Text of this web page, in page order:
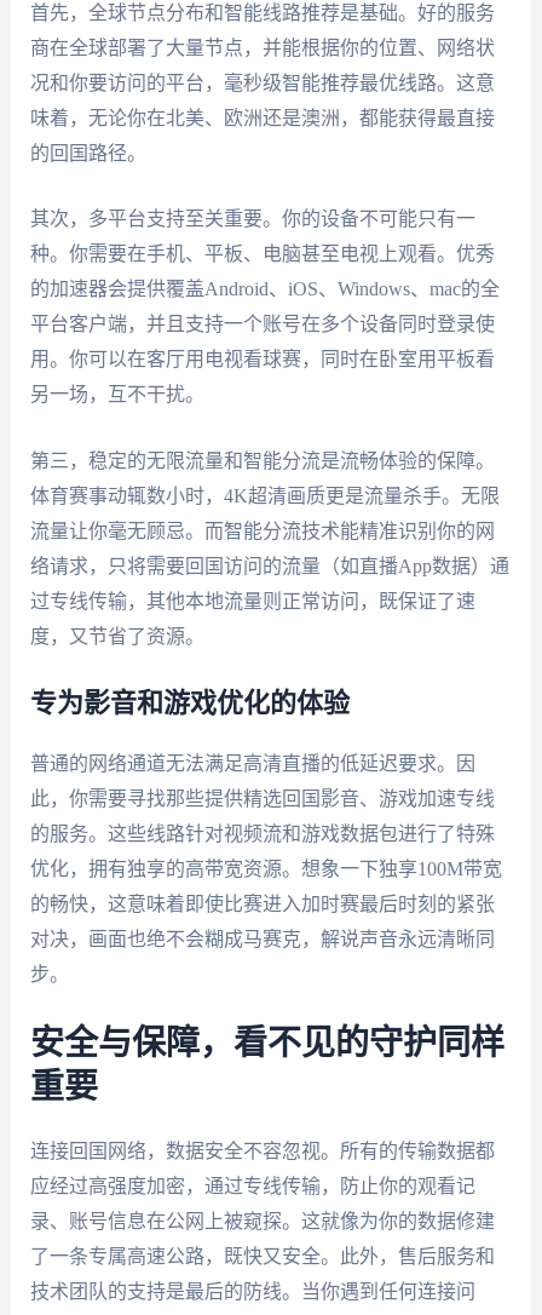
首先，全球节点分布和智能线路推荐是基础。好的服务
商在全球部署了大量节点，并能根据你的位置、网络状
况和你要访问的平台，毫秒级智能推荐最优线路。这意
味着，无论你在北美、欧洲还是澳洲，都能获得最直接
的回国路径。
其次，多平台支持至关重要。你的设备不可能只有一
种。你需要在手机、平板、电脑甚至电视上观看。优秀
的加速器会提供覆盖Android、iOS、Windows、mac的全
平台客户端，并且支持一个账号在多个设备同时登录使
用。你可以在客厅用电视看球赛，同时在卧室用平板看
另一场，互不干扰。
第三，稳定的无限流量和智能分流是流畅体验的保障。
体育赛事动辄数小时，4K超清画质更是流量杀手。无限
流量让你毫无顾忌。而智能分流技术能精准识别你的网
络请求，只将需要回国访问的流量（如直播App数据）通
过专线传输，其他本地流量则正常访问，既保证了速
度，又节省了资源。
专为影音和游戏优化的体验
普通的网络通道无法满足高清直播的低延迟要求。因
此，你需要寻找那些提供精选回国影音、游戏加速专线
的服务。这些线路针对视频流和游戏数据包进行了特殊
优化，拥有独享的高带宽资源。想象一下独享100M带宽
的畅快，这意味着即使比赛进入加时赛最后时刻的紧张
对决，画面也绝不会糊成马赛克，解说声音永远清晰同
步。
安全与保障，看不见的守护同样
重要
连接回国网络，数据安全不容忽视。所有的传输数据都
应经过高强度加密，通过专线传输，防止你的观看记
录、账号信息在公网上被窥探。这就像为你的数据修建
了一条专属高速公路，既快又安全。此外，售后服务和
技术团队的支持是最后的防线。当你遇到任何连接问